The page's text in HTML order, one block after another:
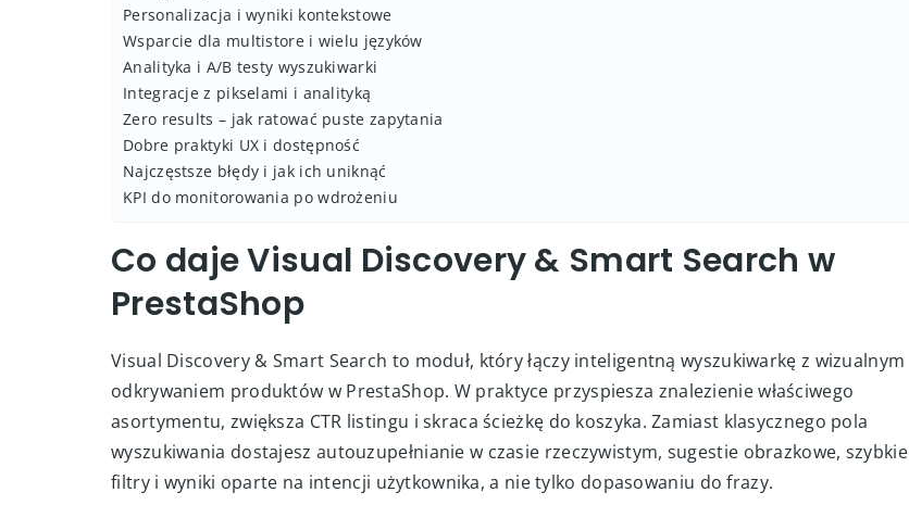
Personalizacja i wyniki kontekstowe
Wsparcie dla multistore i wielu języków
Analityka i A/B testy wyszukiwarki
Integracje z pikselami i analityką
Zero results – jak ratować puste zapytania
Dobre praktyki UX i dostępność
Najczęstsze błędy i jak ich uniknąć
KPI do monitorowania po wdrożeniu
Co daje Visual Discovery & Smart Search w
PrestaShop
Visual Discovery & Smart Search to moduł, który łączy inteligentną wyszukiwarkę z wizualnym
odkrywaniem produktów w PrestaShop. W praktyce przyspiesza znalezienie właściwego
asortymentu, zwiększa CTR listingu i skraca ścieżkę do koszyka. Zamiast klasycznego pola
wyszukiwania dostajesz autouzupełnianie w czasie rzeczywistym, sugestie obrazkowe, szybkie
filtry i wyniki oparte na intencji użytkownika, a nie tylko dopasowaniu do frazy.